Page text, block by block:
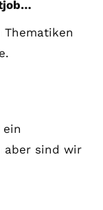
aber sind wir